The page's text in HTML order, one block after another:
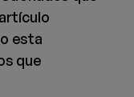
esta
que